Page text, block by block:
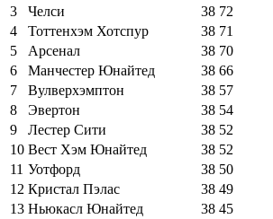
3
Челси 38 72
4
Тоттенхэм Хотспур 38 71
5
Арсенал 38 70
6
Манчестер Юнайтед 38 66
7
Вулверхэмптон 38 57
8
Эвертон 38 54
9
Лестер Сити 38 52
10 Вест Хэм Юнайтед 38 52
11 Уотфорд 38 50
12 Кристал Пэлас 38 49
13 Ньюкасл Юнайтед 38 45